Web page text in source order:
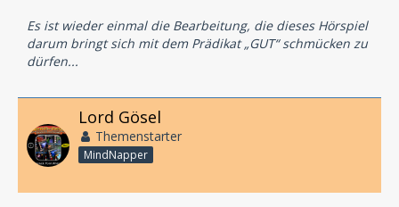
Es ist wieder einmal die Bearbeitung, die dieses Hörspiel
darum bringt sich mit dem Prädikat „GUT“ schmücken zu
dürfen...
Lord Gösel
Themenstarter
MindNapper